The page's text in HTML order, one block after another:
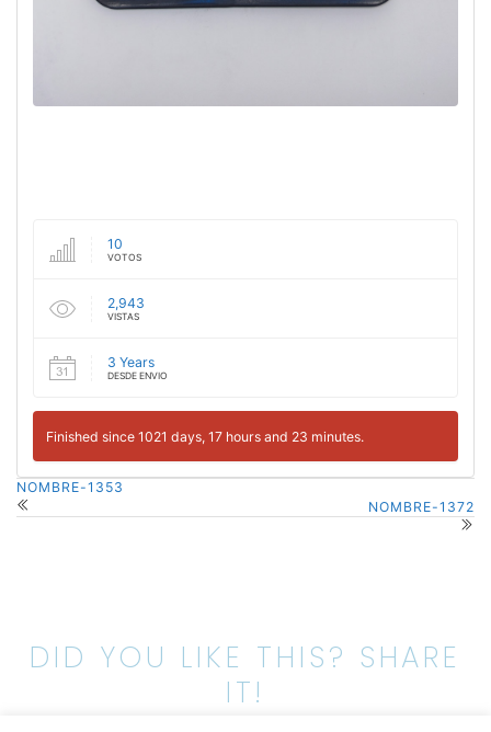
10
VOTOS
2,943
VISTAS
3 Years
DESDE ENVIO
Finished since 1021 days, 17 hours and 23 minutes.
NOMBRE-1353
NOMBRE-1372
DID YOU LIKE THIS? SHARE
IT!